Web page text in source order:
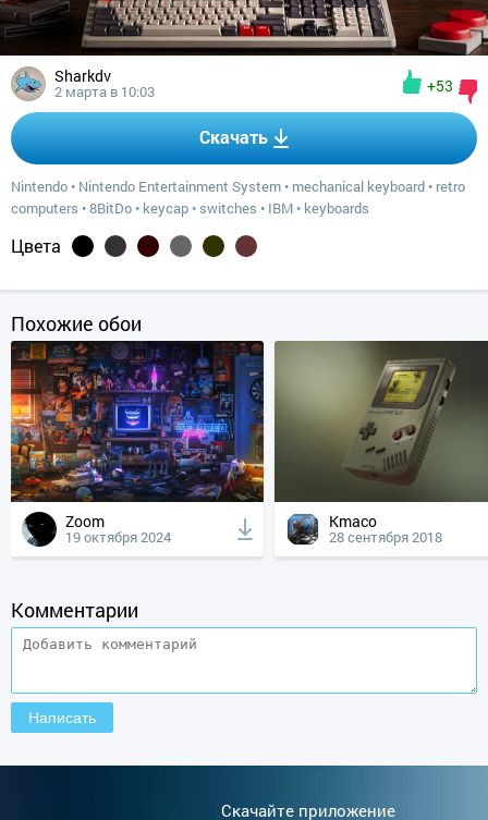
Sharkdv
2 марта в 10:03 +53
Скачать
Nintendo • Nintendo Entertainment System • mechanical keyboard • retro
computers •8BitDo • keycap • switches • IBM • keyboards
Цвета
Похожие обои
Zoom
19 октября 2024
Kmaco
28 сентября 2018
Комментарии
Cкачайте приложение